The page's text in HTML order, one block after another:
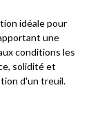
idéale pour
une
conditions les
solidité et
d'un treuil.